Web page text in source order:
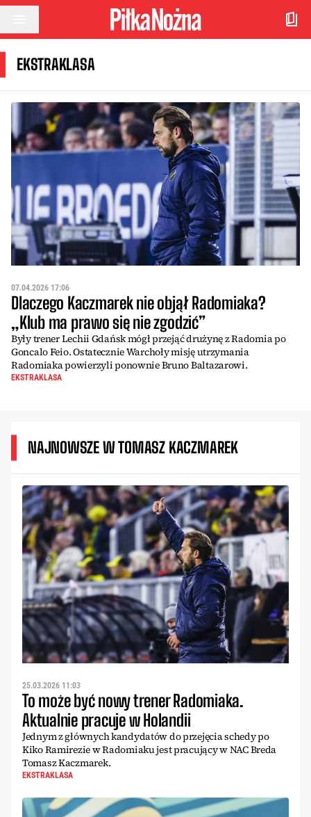
Przejdź do treści
EKSTRAKLASA
07.04.2026 17:06
Dlaczego Kaczmarek nie objął Radomiaka?
„Klub ma prawo się nie zgodzić”
Były trener Lechii Gdańsk mógł przejąć drużynę z Radomia po
Goncalo Feio. Ostatecznie Warchoły misję utrzymania
Radomiaka powierzyli ponownie Bruno Baltazarowi.
EKSTRAKLASA
NAJNOWSZE W TOMASZ KACZMAREK
25.03.2026 11:03
To może być nowy trener Radomiaka.
Aktualnie pracuje w Holandii
Jednym z głównych kandydatów do przejęcia schedy po
Kiko Ramirezie w Radomiaku jest pracujący w NAC Breda
Tomasz Kaczmarek.
EKSTRAKLASA